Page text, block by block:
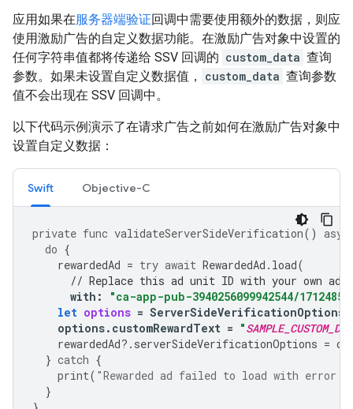
应用如果在服务器端验证回调中需要使用额外的数据，则应
使用激励广告的自定义数据功能。在激励广告对象中设置的
任何字符串值都将传递给 SSV 回调的 custom_data 查询
参数。如果未设置自定义数据值，
custom_data 查询参数
值不会出现在 SSV 回调中。
以下代码示例演示了在请求广告之前如何在激励广告对象中
设置自定义数据：
Swift Objective-C
private func validateServerSideVerification()
do {
rewardedAd = try await RewardedAd . load(
// Replace this ad unit ID with your own ad
with :
"ca-app-pub-3940256099942544/
let options = ServerSideVerificationOptions
options. customRewardText = "
rewardedAd?. serverSideVerificationOptions =
} catch {
print( "Rewarded ad failed to load with error:
}